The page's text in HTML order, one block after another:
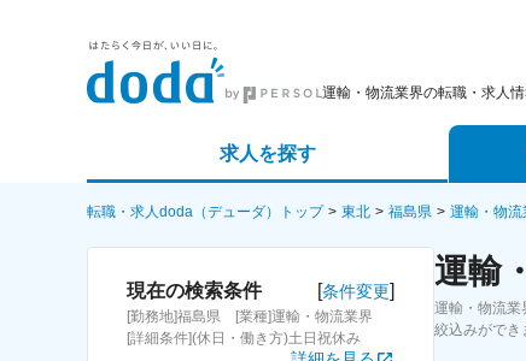
運輸・物流業界の転職・求人
求人を探す
詳細条件から探す
求人特集から探す
エー
スカ
パート
転職・求人doda（デューダ）トップ 東北 福島県 運輸・物流
現在の検索条件 [条件変更]
[勤務地]福島県 [業種]運輸・物流業界
[詳細条件](休日・働き方)土日祝休み
運輸
運輸・物流業
絞込みができ